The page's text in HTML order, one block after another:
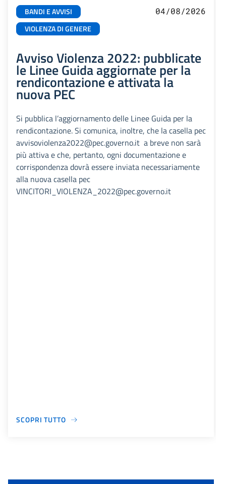
BANDI E AVVISI
VIOLENZA DI GENERE
04/08/2026
Avviso Violenza 2022: pubblicate
le Linee Guida aggiornate per la
rendicontazione e attivata la
nuova PEC
Si pubblica l’aggiornamento delle Linee Guida per la
rendicontazione. Si comunica, inoltre, che la casella pec
avvisoviolenza2022@pec.governo.it a breve non sarà
più attiva e che, pertanto, ogni documentazione e
corrispondenza dovrà essere inviata necessariamente
alla nuova casella pec
VINCITORI_VIOLENZA_2022@pec.governo.it
SCOPRI TUTTO